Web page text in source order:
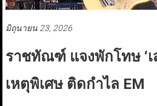
มิถุนายน 23, 2026
ราชทัณฑ์ แจงพักโทษ ‘
เหตุพิเศษ ติดกำไล EM